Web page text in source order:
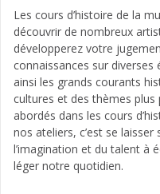
Les cours d’histoire de la
découvrir de nombreux
développerez votre
connaissances sur
ainsi les grands courants
cultures et des thèmes
abordés dans les cours
nos ateliers, c’est se
l’imagination et du talent à
léger notre quotidien.